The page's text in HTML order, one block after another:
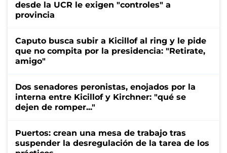
desde la UCR le exigen "controles" a
provincia
Caputo busca subir a Kicillof al ring y le pide
que no compita por la presidencia: "Retirate,
amigo"
Dos senadores peronistas, enojados por la
interna entre Kicillof y Kirchner: "qué se
dejen de romper..."
Puertos: crean una mesa de trabajo tras
suspender la desregulación de la tarea de los